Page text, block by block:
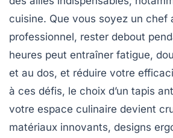
cuisine. Que vous soyez un chef
professionnel, rester debout
heures peut entraîner fatigue,
et au dos, et réduire votre
à ces défis, le choix d’un tapis
votre espace culinaire devient
matériaux innovants, designs